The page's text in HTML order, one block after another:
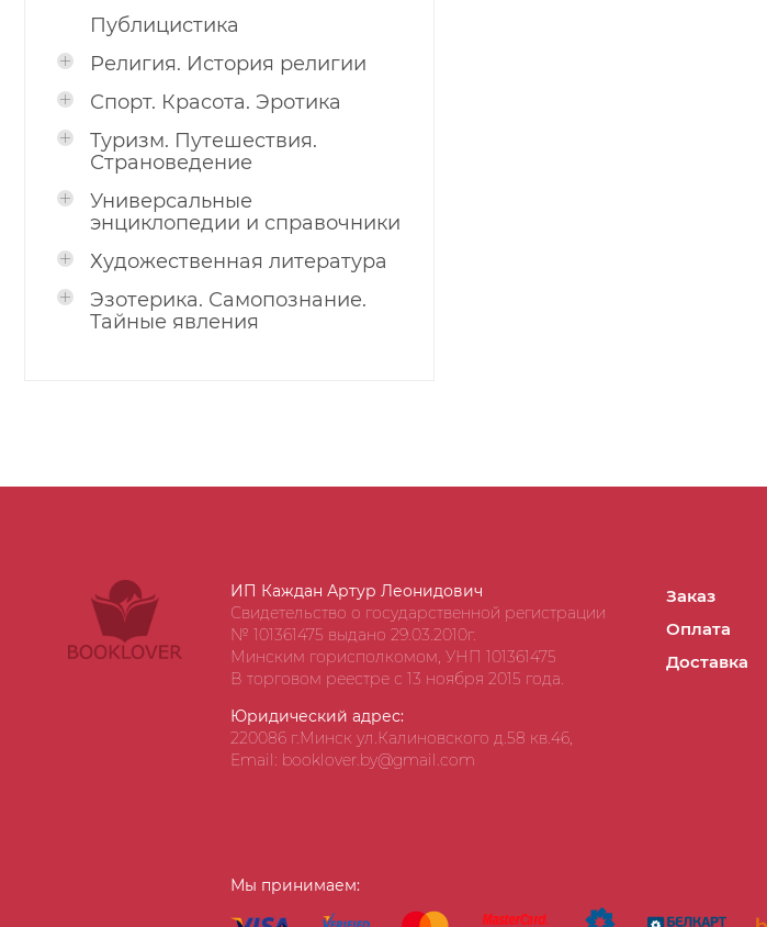
Публицистика
Религия. История религии
Спорт. Красота. Эротика
Туризм. Путешествия.
Страноведение
Универсальные
энциклопедии и справочники
Художественная литература
Эзотерика. Самопознание.
Тайные явления
ИП Каждан Артур Леонидович
Свидетельство о государственной регистрации
№ 101361475 выдано 29.03.2010г.
Минским горисполкомом, УНП 101361475
В торговом реестре с 13 ноября 2015 года.
Юридический адрес:
220086 г.Минск ул.Калиновского д.58 кв.46,
Email: booklover.by@gmail.com
Заказ
Оплата
Доставка
Мы принимаем: